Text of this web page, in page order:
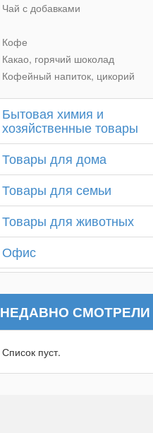
Чай с добавками
Кофе
Какао, горячий шоколад
Кофейный напиток, цикорий
Бытовая химия и
хозяйственные товары
Товары для дома
Товары для семьи
Товары для животных
Офис
НЕДАВНО СМОТРЕЛИ
Список пуст.